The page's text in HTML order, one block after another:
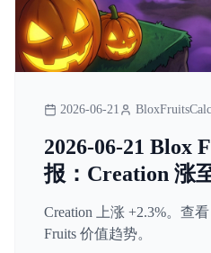
2026-06-21
2026-06-21 Blox
报：Creation 涨
Creation 上涨 +2.3%。查
Fruits 价值趋势。